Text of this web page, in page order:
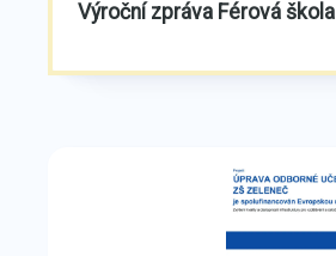
Výroční zpráva Férová škola